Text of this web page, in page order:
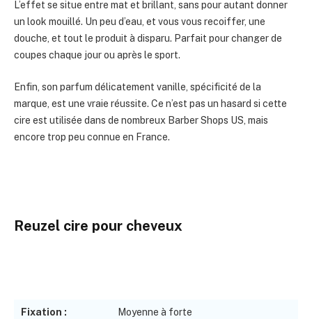
L’effet se situe entre mat et brillant, sans pour autant donner
un look mouillé. Un peu d’eau, et vous vous recoiffer, une
douche, et tout le produit à disparu. Parfait pour changer de
coupes chaque jour ou après le sport.
Enfin, son parfum délicatement vanille, spécificité de la
marque, est une vraie réussite. Ce n’est pas un hasard si cette
cire est utilisée dans de nombreux Barber Shops US, mais
encore trop peu connue en France.
Reuzel cire pour cheveux
Fixation : Moyenne à forte